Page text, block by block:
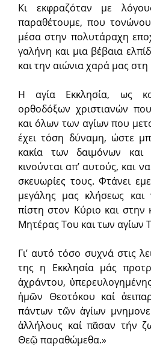
Κι εκφραζόταν με
παραθέτουμε, που
μέσα στην πολυτάραχη
γαλήνη και μια βέβαια
και την αιώνια χαρά μας
Η αγία Εκκλησία, ως
ορθοδόξων χριστιανών
και όλων των αγίων που
έχει τόση δύναμη, ώστε
κακία των δαιμόνων
κινούνται απ’ αυτούς, και
σκευωρίες τους. Φτάνει
μεγάλης μας κλήσεως
πίστη στον Κύριο και στην
Μητέρας Του και των αγίων
Γι’ αυτό τόσο συχνά στις
της η Εκκλησία μάς
ἀχράντου,
ἡμῶν Θεοτόκου καί
πάντων τῶν ἁγίων
ἀλλήλους καί πᾶσαν τήν
Θεῷ παραθώμεθα.»